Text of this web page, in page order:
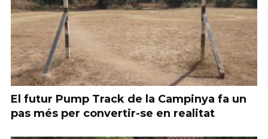
El futur Pump Track de la Campinya fa un
pas més per convertir-se en realitat